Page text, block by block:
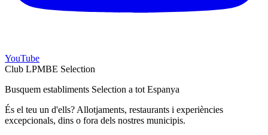
YouTube
Club LPMBE Selection
Busquem establiments Selection a tot Espanya
És el teu un d'ells? Allotjaments, restaurants i experiències
excepcionals, dins o fora dels nostres municipis.